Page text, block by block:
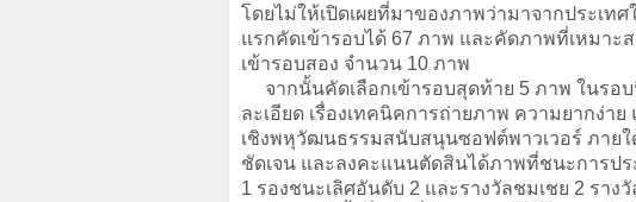
โดยไม่ให้เปิดเผยที่มาของภาพว่ามาจากประเท
แรกคัดเข้ารอบได้ 67 ภาพ และคัดภาพที่เหมาะ
เข้ารอบสอง จำนวน 10 ภาพ
จากนั้นคัดเลือกเข้ารอบสุดท้าย 5 ภาพ ในรอ
ละเอียด เรื่องเทคนิคการถ่ายภาพ ความยากง่
เชิงพหุวัฒนธรรมสนับสนุนซอฟต์พาวเวอร์ ภาย
ชัดเจน และลงคะแนนตัดสินได้ภาพที่ชนะการป
1 รองชนะเลิศอันดับ 2 และรางวัลชมเชย 2 รางวั